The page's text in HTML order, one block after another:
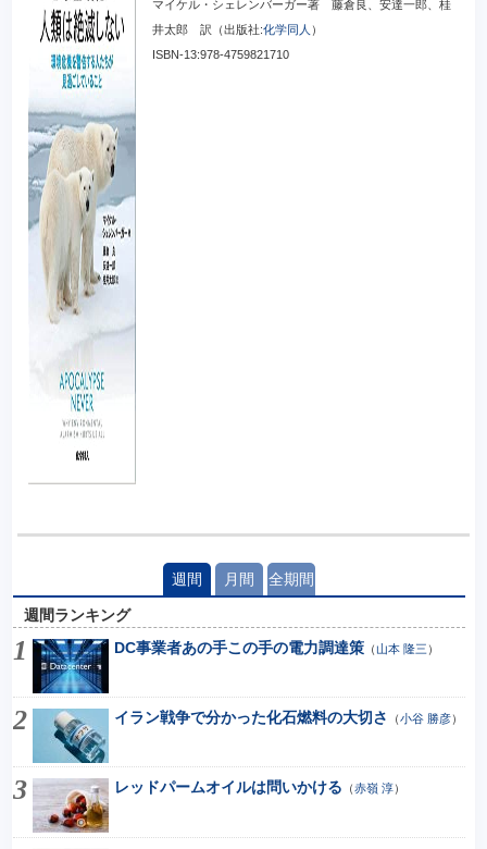
マイケル・シェレンバーガー著 藤倉良、安達一郎、桂
井太郎 訳（出版社:化学同人 ）
ISBN-13:978-4759821710
週間 月間 全期間
週間ランキング
DC事業者あの手この手の電力調達策（山本 隆三 ）
イラン戦争で分かった化石燃料の大切さ （小谷 勝彦）
レッドパームオイルは問いかける （赤嶺 淳）